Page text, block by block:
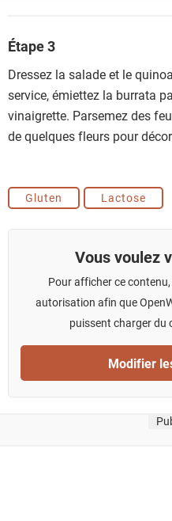
Étape 3
Dressez la salade et le
service, émiettez la burrata
vinaigrette. Parsemez des
de quelques fleurs pour
Gluten Lactose
Vous voulez
Pour afficher ce
autorisation afin que
puissent charger du
Modifier